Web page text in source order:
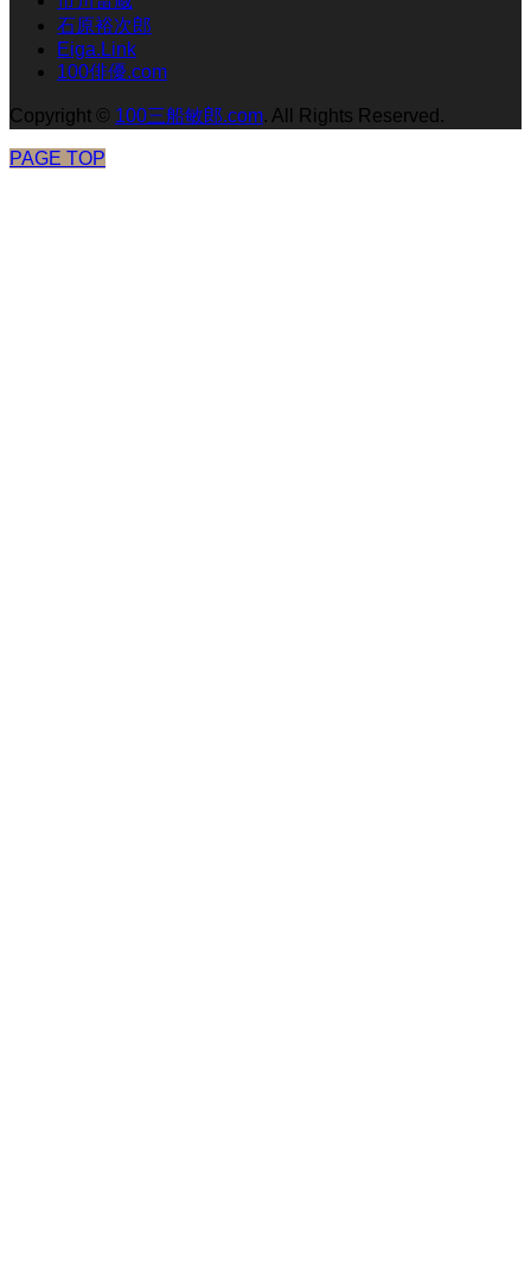
石原裕次郎
Eiga.Link
100俳優.com
Copyright © 100三船敏郎.com. All Rights Reserved.
PAGE TOP